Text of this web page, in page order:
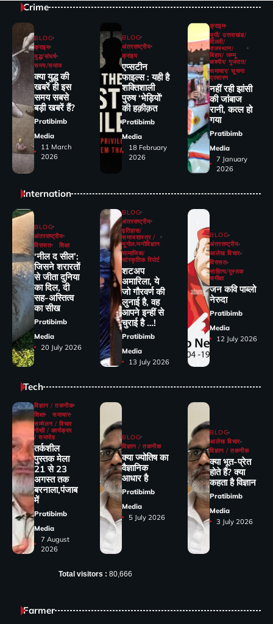
Crime
BLOG
क्राइम
युद्ध/संघर्ष
समय/समाज
क्या युद्ध की
खबरें ही इस
समय सबसे
बड़ी खबरें हैं?
Pratibimb
Media
11 March
2026
BLOG
अंतरराष्ट्रीय
क्राइम
एप्सटीन
फाइल्स : यही है
शक्तिशाली
पुरुष ‘भेड़ियों’
की हक़ीक़त
Pratibimb
Media
18 February
2026
क्राइम
यूपी/ उत्तराखंड/
दिल्ली/
राजस्थान/
बिहार/ जम्मू
कश्मीर/ गुजरात/
समाचार/ सूचना
प्रसारण
नहीं रही झांसी
की जांंबाज
रानी, कत्‍ल हो
गया
Pratibimb
Media
7 January
2026
Internation
BLOG
अंतरराष्ट्रीय
विरासत
शिक्षा
‘नील द सील’:
जिसने शरारतों
से जीता दुनिया
का दिल, दी
सह-अस्तित्व
का सीख
Pratibimb
Media
20 July 2026
BLOG
अंतरराष्ट्रीय
इतिहास/
समाजशास्त्र /
भूगोल/मनोविज्ञान
सामाजिक/
सांस्कृतिक रिपोर्ट
शटअप
अमारिला, ये
जो गौरवर्ण की
लुनाई है, वह
आपने इन्हीं से
चुराई है …!
Pratibimb
Media
13 July 2026
BLOG
अंतरराष्ट्रीय
आलेख विचार
विरासत
साहित्य/पुस्तक
समीक्षा
जन कवि पाब्लो
नेरुदा
Pratibimb
Media
12 July 2026
Tech
विज्ञान / तकनीक
शिक्षा
समाचार
सम्मेलन / विचार
गोष्ठी / कार्यक्रम
/ समारोह
तर्कशील
पुस्तक मेला
21 से 23
अगस्त तक
बरनाला,पंजाब
में
Pratibimb
Media
7 August
2026
BLOG
विज्ञान / तकनीक
क्या ज्योतिष का
वैज्ञानिक
आधार है
Pratibimb
Media
5 July 2026
BLOG
आलेख विचार
विज्ञान / तकनीक
क्या भूत-प्रेत
होते हैं? क्या
कहता है विज्ञान
Pratibimb
Media
3 July 2026
Total visitors : 80,666
Farmer